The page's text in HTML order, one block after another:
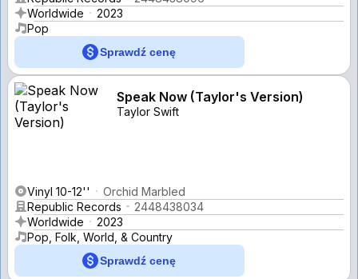
Worldwide
2023
Pop
Sprawdź cenę
Speak Now (Taylor's Version)
Taylor Swift
Vinyl 10-12''
Orchid Marbled
Republic Records
2448438034
Worldwide
2023
Pop, Folk, World, & Country
Sprawdź cenę